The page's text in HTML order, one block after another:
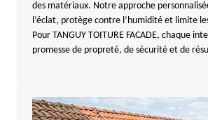
des matériaux. Notre approche
l’éclat, protège contre l’humidité et limite
Pour TANGUY TOITURE FACADE, chaque
promesse de propreté, de sécurité et de